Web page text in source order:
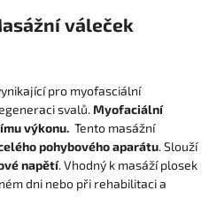
váleček
pro myofasciální
svalů.Myofaciální
výkonu. Tento masážní
pohybového aparátu. Slouží
napětí. Vhodný k masáží plosek
dni nebo při rehabilitaci a